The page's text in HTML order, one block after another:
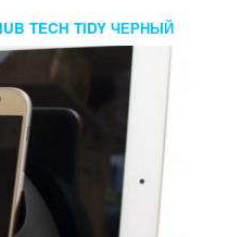
TECH TIDY ЧЕРНЫЙ